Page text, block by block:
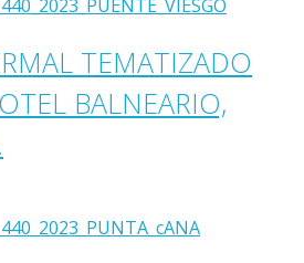
TEMATIZADO
BALNEARIO,